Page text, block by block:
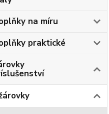
na míru
praktické